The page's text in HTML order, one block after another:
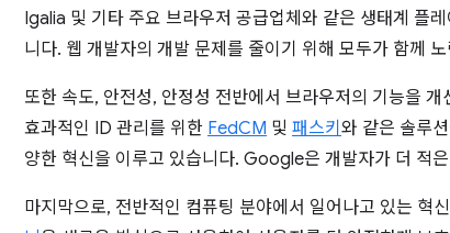
Igalia 및 기타 주요 브라우저 공급업체와 같은 생태계 플
니다. 웹 개발자의 개발 문제를 줄이기 위해 모두가 함께
또한 속도, 안전성, 안정성 전반에서 브라우저의 기능을
효과적인 ID 관리를 위한 FedCM 및 패스키 와 같은 솔루
양한 혁신을 이루고 있습니다. Google은 개발자가 더 적
마지막으로, 전반적인 컴퓨팅 분야에서 일어나고 있는 혁